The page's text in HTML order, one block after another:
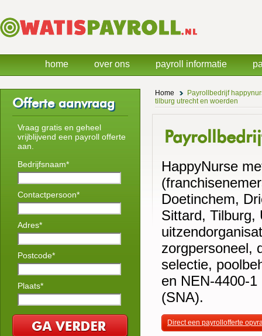
Home
Payrollbedrijf
tilburg utrecht en woerden
HappyNurse
Doetinchem,
Sittard, Tilburg,
zorgpersoneel,
selectie,
en NEN-4400-
(SNA).
Direct een payrollofferte
Offerte aanvraag
Vraag gratis en geheel
vrijblijvend een payroll offerte
aan.
Bedrijfsnaam*
Contactpersoon*
Adres*
Postcode*
Plaats*
home over ons payroll informatie